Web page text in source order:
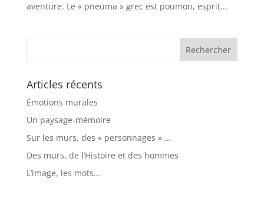
aventure. Le « pneuma » grec est poumon, esprit...
Articles récents
Émotions murales
Un paysage-mémoire
Sur les murs, des « personnages » …
Des murs, de l’Histoire et des hommes
L’image, les mots…